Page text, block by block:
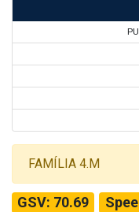
FAMÍLIA 4.M
GSV: 70.69